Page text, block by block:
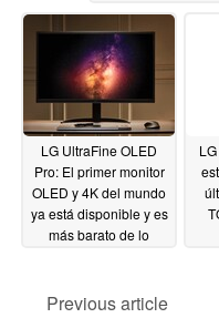
LG UltraFine OLED
Pro: El primer monitor
OLED y 4K del mundo
ya está disponible y es
más barato de lo
Previous article